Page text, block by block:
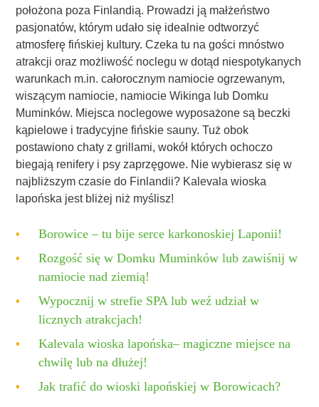
położona poza Finlandią. Prowadzi ją małżeństwo
pasjonatów, którym udało się idealnie odtworzyć
atmosferę fińskiej kultury. Czeka tu na gości mnóstwo
atrakcji oraz możliwość noclegu w dotąd niespotykanych
warunkach m.in. całorocznym namiocie ogrzewanym,
wiszącym namiocie, namiocie Wikinga lub Domku
Muminków. Miejsca noclegowe wyposażone są beczki
kąpielowe i tradycyjne fińskie sauny. Tuż obok
postawiono chaty z grillami, wokół których ochoczo
biegają renifery i psy zaprzęgowe. Nie wybierasz się w
najbliższym czasie do Finlandii? Kalevala wioska
lapońska jest bliżej niż myślisz!
Borowice – tu bije serce karkonoskiej Laponii!
Rozgość się w Domku Muminków lub zawiśnij w
namiocie nad ziemią!
Wypocznij w strefie SPA lub weź udział w
licznych atrakcjach!
Kalevala wioska lapońska– magiczne miejsce na
chwilę lub na dłużej!
Jak trafić do wioski lapońskiej w Borowicach?